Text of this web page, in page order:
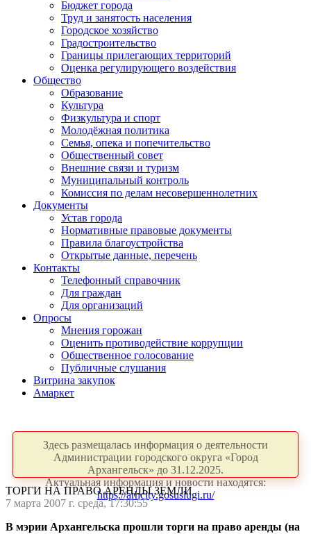
Бюджет города
Труд и занятость населения
Городское хозяйство
Градостроительство
Границы прилегающих территорий
Оценка регулирующего воздействия
Общество
Образование
Культура
Физкультура и спорт
Молодёжная политика
Семья, опека и попечительство
Общественный совет
Внешние связи и туризм
Муниципальный контроль
Комиссия по делам несовершеннолетних
Документы
Устав города
Нормативные правовые документы
Правила благоустройства
Открытые данные, перечень
Контакты
Телефонный справочник
Для граждан
Для организаций
Опросы
Мнения горожан
Оценить противодействие коррупции
Общественное голосование
Публичные слушания
Витрина закупок
Амаркет
Здесь размещалась информация о деятельности
Администрации городского округа «Город
Архангельск» до 31.12.2025.
Актуальная информация и новости находятся:
https://arhcity.gosuslugi.ru/
ТОРГИ НА ПРАВО АРЕНДЫ ЗЕМЛИ
7 марта 2007 г. среда, 17:30:55
В мэрии Архангельска прошли торги на право аренды (на